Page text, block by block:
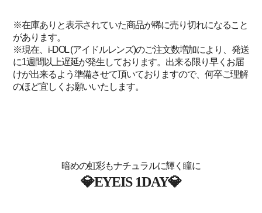
※在庫ありと表示されていた商品が稀に売り切れになること
があります。
※現在、i-DOL (アイドルレンズ)のご注文数増加により、発送
に1週間以上遅延が発生しております。出来る限り早くお届
けが出来るよう準備させて頂いておりますので、何卒ご理解
のほど宜しくお願いいたします。
暗めの虹彩もナチュラルに輝く瞳に
💎EYEIS 1DAY💎